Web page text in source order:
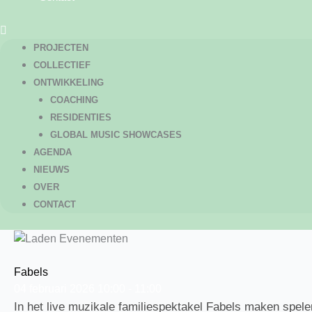
PROJECTEN
COLLECTIEF
ONTWIKKELING
COACHING
RESIDENTIES
GLOBAL MUSIC SHOWCASES
AGENDA
NIEUWS
OVER
CONTACT
Fabels
In het live muzikale familiespektakel Fabels maken